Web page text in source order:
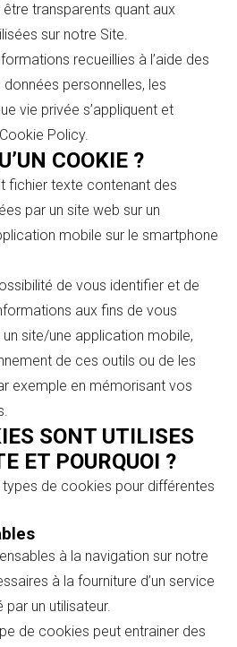
transparents quant aux
sur notre Site.
recueillies à l’aide des
personnelles, les
vie privée s’appliquent et
Policy.
COOKIE ?
fichier texte contenant des
par un site web sur un
mobile sur le smartphone
de vous identifier et de
aux fins de vous
site/une application mobile,
de ces outils ou de les
exemple en mémorisant vos
SONT UTILISES
ET POURQUOI ?
de cookies pour différentes
à la navigation sur notre
à la fourniture d’un service
un utilisateur.
de cookies peut entrainer des